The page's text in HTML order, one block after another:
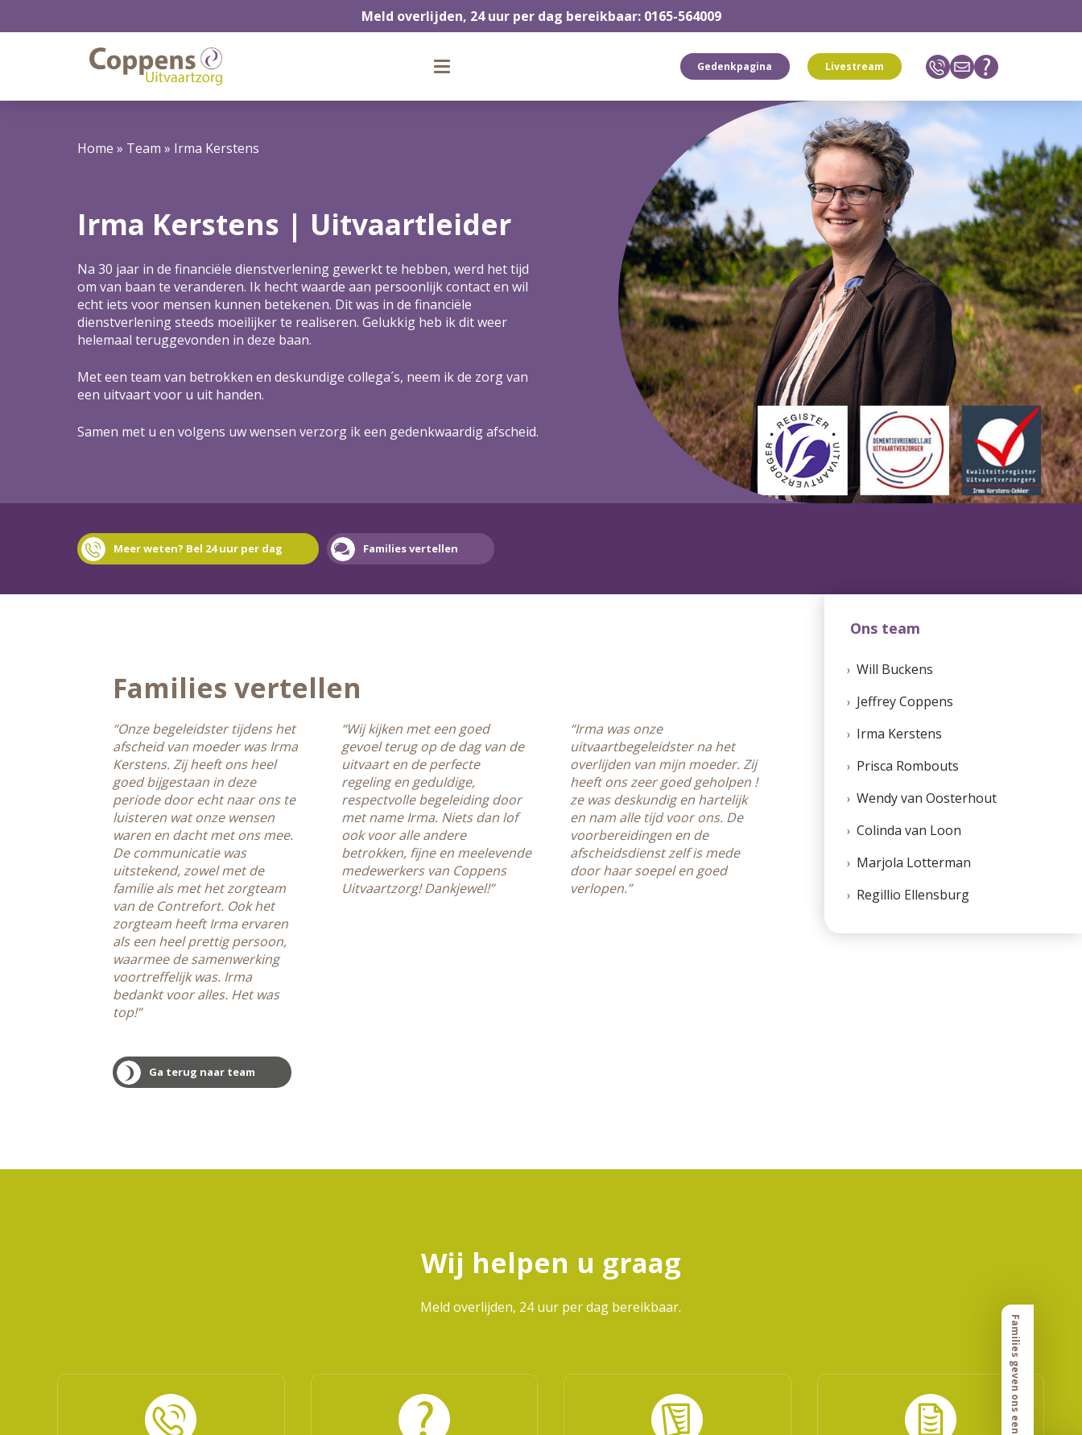
Meld overlijden, 24 uur per dag bereikbaar: 0165-564009
Gedenkpagina Livestream
Ons team
Will Buckens
Jeffrey Coppens
Irma Kerstens
Prisca Rombouts
Wendy van Oosterhout
Colinda van Loon
Marjola Lotterman
Regillio Ellensburg
Home » Team » Irma Kerstens
Irma Kerstens | Uitvaartleider
Na 30 jaar in de financiële dienstverlening gewerkt te hebben, werd het tijd
om van baan te veranderen. Ik hecht waarde aan persoonlijk contact en wil
echt iets voor mensen kunnen betekenen. Dit was in de financiële
dienstverlening steeds moeilijker te realiseren. Gelukkig heb ik dit weer
helemaal teruggevonden in deze baan.
Met een team van betrokken en deskundige collega´s, neem ik de zorg van
een uitvaart voor u uit handen.
Samen met u en volgens uw wensen verzorg ik een gedenkwaardig afscheid.
Meer weten? Bel 24 uur per dag Families vertellen
Families vertellen
“Onze begeleidster tijdens het
afscheid van moeder was Irma
Kerstens. Zij heeft ons heel
goed bijgestaan in deze
periode door echt naar ons te
luisteren wat onze wensen
waren en dacht met ons mee.
De communicatie was
uitstekend, zowel met de
familie als met het zorgteam
van de Contrefort. Ook het
zorgteam heeft Irma ervaren
als een heel prettig persoon,
waarmee de samenwerking
voortreffelijk was. Irma
bedankt voor alles. Het was
top!”
“Wij kijken met een goed
gevoel terug op de dag van de
uitvaart en de perfecte
regeling en geduldige,
respectvolle begeleiding door
met name Irma. Niets dan lof
ook voor alle andere
betrokken, fijne en meelevende
medewerkers van Coppens
Uitvaartzorg! Dankjewel!”
“Irma was onze
uitvaartbegeleidster na het
overlijden van mijn moeder. Zij
heeft ons zeer goed geholpen !
ze was deskundig en hartelijk
en nam alle tijd voor ons. De
voorbereidingen en de
afscheidsdienst zelf is mede
door haar soepel en goed
verlopen.”
Ga terug naar team
Wij helpen u graag
Meld overlijden, 24 uur per dag bereikbaar.
Families geven ons een